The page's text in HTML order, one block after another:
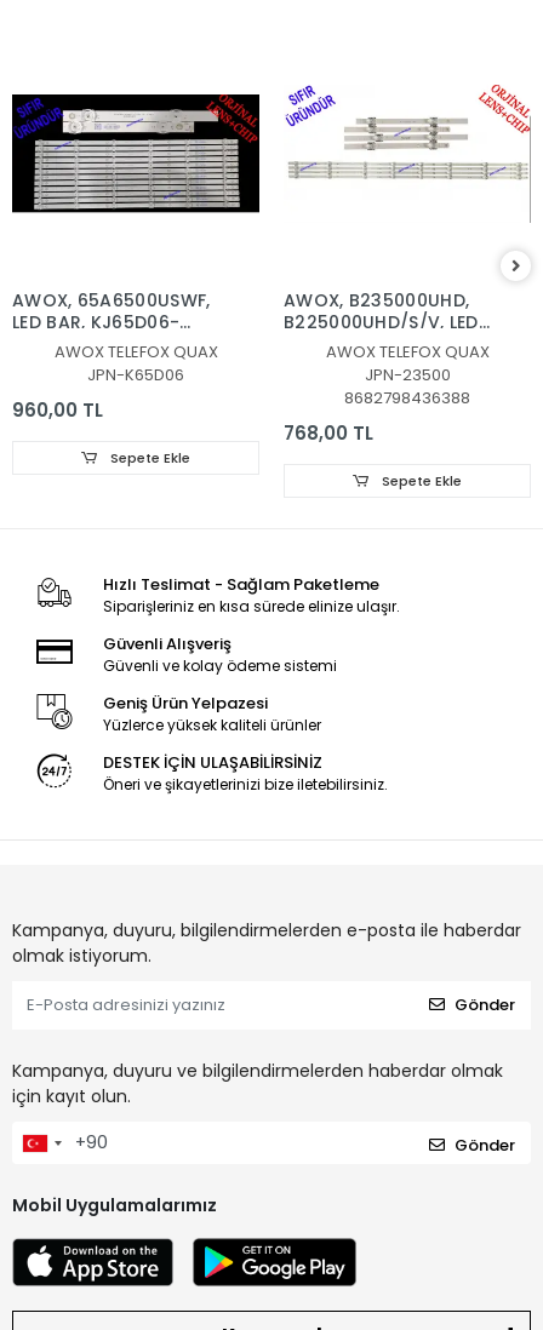
AWOX, 65A6500USWF,
LED BAR, KJ65D06-
ZC66AG-03D 2019-10-
28 6S1P, 303KJ650036D
AWOX TELEFOX QUAX
JPN-K65D06
960,00 TL
Sepete Ekle
AWOX, B235000UHD,
B225000UHD/S/V, LED
BAR, BACKLIGHT,
ZC.CYG.5000801Z01-A1
4X8, B235000UHD/S/V,
ZG.CYG.5000801Z01-A1
4X8
AWOX TELEFOX QUAX
JPN-23500
8682798436388
768,00 TL
Sepete Ekle
Hızlı Teslimat - Sağlam Paketleme
Siparişleriniz en kısa sürede elinize ulaşır.
Güvenli Alışveriş
Güvenli ve kolay ödeme sistemi
Geniş Ürün Yelpazesi
Yüzlerce yüksek kaliteli ürünler
DESTEK İÇİN ULAŞABİLİRSİNİZ
Öneri ve şikayetlerinizi bize iletebilirsiniz.
Kampanya, duyuru, bilgilendirmelerden e-posta ile haberdar
olmak istiyorum.
Gönder
Kampanya, duyuru ve bilgilendirmelerden haberdar olmak
için kayıt olun.
Gönder
Mobil Uygulamalarımız